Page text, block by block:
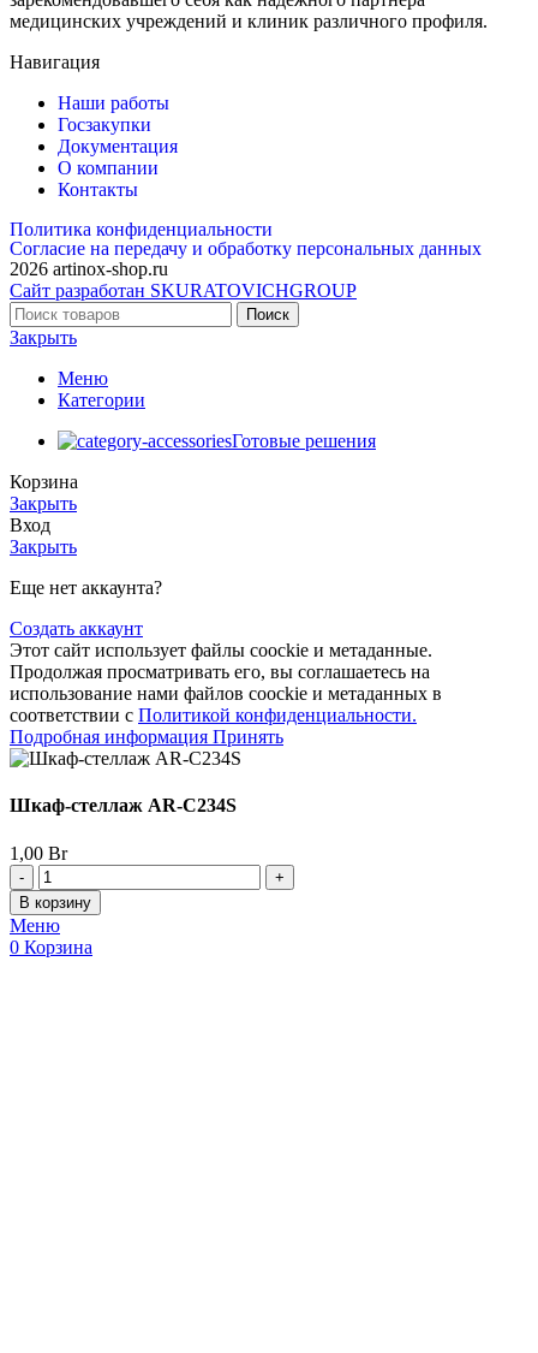
медицинских учреждений и клиник различного профиля.
Навигация
Наши работы
Госзакупки
Документация
О компании
Контакты
Политика конфиденциальности
Согласие на передачу и обработку персональных данных
2026 artinox-shop.ru
Сайт разработан SKURATOVICHGROUP
Поиск
Закрыть
Меню
Категории
Готовые решения
Корзина
Закрыть
Вход
Закрыть
Еще нет аккаунта?
Создать аккаунт
Этот сайт использует файлы coockie и метаданные.
Продолжая просматривать его, вы соглашаетесь на
использование нами файлов coockie и метаданных в
соответствии с Политикой конфиденциальности.
Подробная информация Принять
Шкаф-стеллаж AR-C234S
1,00 Br
В корзину
Меню
0 Корзина